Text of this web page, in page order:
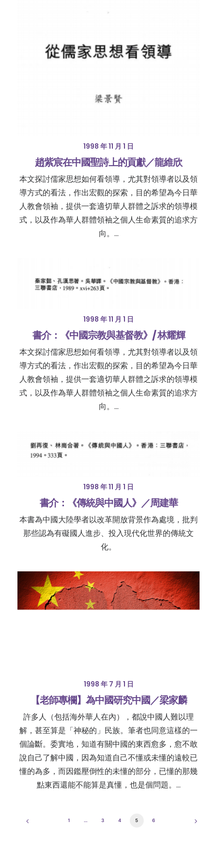
1998 年 11 月 1 日
趙紫宸在中國聖詩上的貢獻／龍維欣
本文探討儒家思想如何看領導，尤其對領導者以及領
導方式的看法，作出宏觀的探索，目的希望為今日華
人教會領袖，提供一套適切華人群體之訴求的領導模
式，以及作為華人群體領袖之個人生命素質的追求方
向。…
1998 年 11 月 1 日
書介：《中國宗教與基督教》/ 林耀輝
本文探討儒家思想如何看領導，尤其對領導者以及領
導方式的看法，作出宏觀的探索，目的希望為今日華
人教會領袖，提供一套適切華人群體之訴求的領導模
式，以及作為華人群體領袖之個人生命素質的追求方
向。…
1998 年 11 月 1 日
書介：《傳統與中國人》／周建華
本書為中國大陸學者以改革開放背景作為處境，批判
那些認為有礙國人進步、投入現代化世界的傳統文
化。
1998 年 7 月 1 日
【老師專欄】為中國研究中國／梁家麟
許多人（包括海外華人在內），都說中國人難以理
解，甚至算是「神秘的」民族。筆者也同意這樣的一
個論斷。委實地，知道有關中國的東西愈多，愈不敢
說自己了解中國，因為知道自己不懂或未懂的遠較已
懂的為多，而因鑑壓倒性的未懂的部分，已懂的那幾
點東西還能不能算是真懂，也是個問題。…
1 … 3 4 5 6